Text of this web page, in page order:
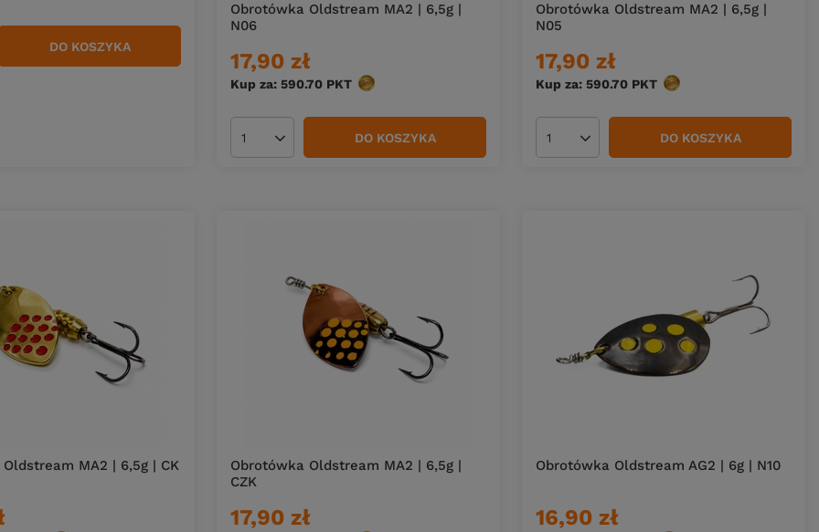
DO KOSZYKA
Obrotówka Oldstream MA2 | 6,5g |
N06
17,90 zł
Kup za: 590.70 PKT punktów
Ilość produktów DO KOSZYKA
Obrotówka Oldstream MA2 | 6,5g |
N05
17,90 zł
Kup za: 590.70 PKT punktów
Ilość produktów DO KOSZYKA
MA2 | 6,5g | CK
Obrotówka Oldstream MA2 | 6,5g |
CZK
17,90 zł
Obrotówka Oldstream AG2 | 6g | N10
16,90 zł